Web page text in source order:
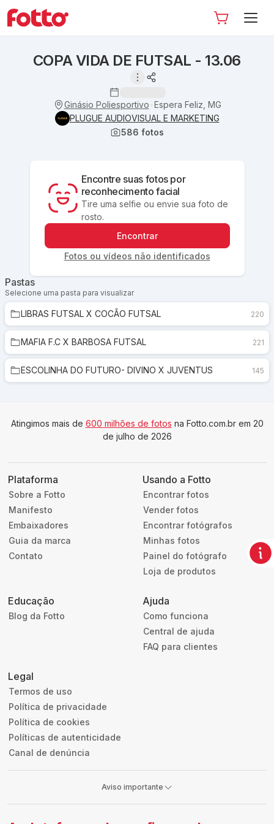
COPA VIDA DE FUTSAL - 13.06
Ginásio Poliesportivo Espera Feliz, MG
PLUGUE AUDIOVISUAL E MARKETING
586 fotos
Encontre suas fotos por
reconhecimento facial
Tire uma selfie ou envie sua foto de
rosto.
Encontrar
Fotos ou vídeos não identificados
Pastas
Selecione uma pasta para visualizar
LIBRAS FUTSAL X COCÃO FUTSAL 220
MAFIA F.C X BARBOSA FUTSAL 221
ESCOLINHA DO FUTURO- DIVINO X JUVENTUS 145
Atingimos mais de 600 milhões de fotos na Fotto.com.br em 20
de julho de 2026
Plataforma
Sobre a Fotto
Manifesto
Embaixadores
Guia da marca
Contato
Usando a Fotto
Encontrar fotos
Vender fotos
Encontrar fotógrafos
Minhas fotos
Painel do fotógrafo
Loja de produtos
Educação
Blog da Fotto
Ajuda
Como funciona
Central de ajuda
FAQ para clientes
Legal
Termos de uso
Política de privacidade
Política de cookies
Políticas de autenticidade
Canal de denúncia
Aviso importante